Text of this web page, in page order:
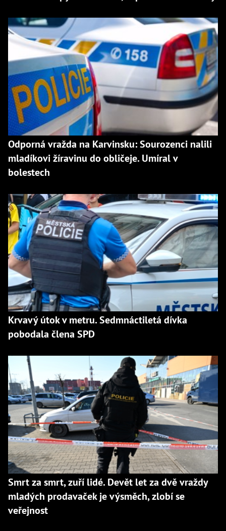
Odporná vražda na Karvinsku: Sourozenci nalili
mladíkovi žíravinu do obličeje. Umíral v
bolestech
Krvavý útok v metru. Sedmnáctiletá dívka
pobodala člena SPD
Smrt za smrt, zuří lidé. Devět let za dvě vraždy
mladých prodavaček je výsměch, zlobí se
veřejnost